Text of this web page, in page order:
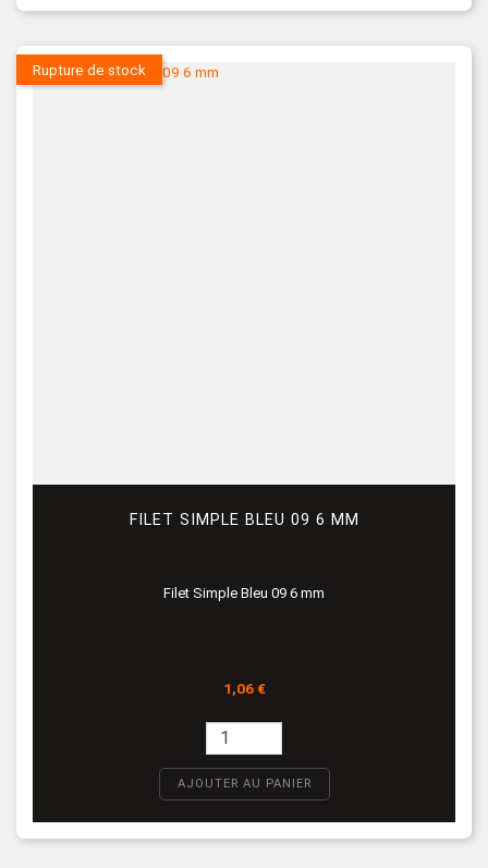
FILET SIMPLE BLEU 09 6 MM
Filet Simple Bleu 09 6 mm
Prix
1,06 €
AJOUTER AU PANIER
Rupture de stock